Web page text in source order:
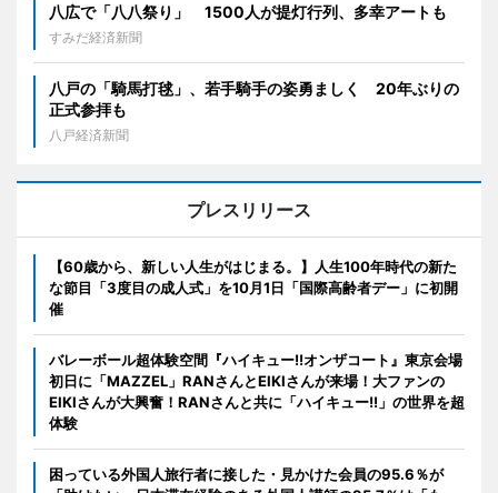
八広で「八八祭り」 1500人が提灯行列、多幸アートも
すみだ経済新聞
八戸の「騎馬打毬」、若手騎手の姿勇ましく 20年ぶりの
正式参拝も
八戸経済新聞
プレスリリース
【60歳から、新しい人生がはじまる。】人生100年時代の新た
な節目「3度目の成人式」を10月1日「国際高齢者デー」に初開
催
バレーボール超体験空間『ハイキュー!!オンザコート』東京会場
初日に「MAZZEL」RANさんとEIKIさんが来場！大ファンの
EIKIさんが大興奮！RANさんと共に「ハイキュー!!」の世界を超
体験
困っている外国人旅行者に接した・見かけた会員の95.6％が